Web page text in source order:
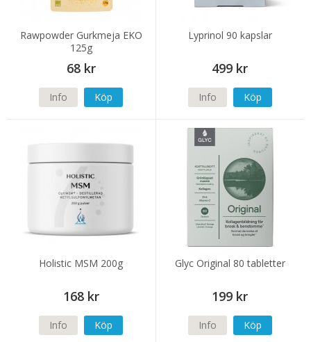
Rawpowder Gurkmeja EKO
125g
68 kr
Info Köp
Lyprinol 90 kapslar
499 kr
Info Köp
Holistic MSM 200g
168 kr
Info Köp
Glyc Original 80 tabletter
199 kr
Info Köp